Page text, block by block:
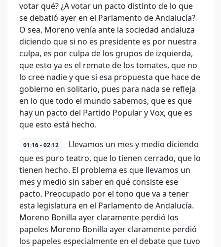
votar qué? ¿A votar un pacto distinto de lo que
se debatió ayer en el Parlamento de Andalucía?
O sea, Moreno venía ante la sociedad andaluza
diciendo que si no es presidente es por nuestra
culpa, es por culpa de los grupos de izquierda,
que esto ya es el remate de los tomates, que no
lo cree nadie y que si esa propuesta que hace de
gobierno en solitario, pues para nada se refleja
en lo que todo el mundo sabemos, que es que
hay un pacto del Partido Popular y Vox, que es
que esto está hecho.
01:16 - 02:12
Llevamos un mes y medio diciendo
que es puro teatro, que lo tienen cerrado, que lo
tienen hecho. El problema es que llevamos un
mes y medio sin saber en qué consiste ese
pacto. Preocupado por el tono que va a tener
esta legislatura en el Parlamento de Andalucía.
Moreno Bonilla ayer claramente perdió los
papeles Moreno Bonilla ayer claramente perdió
los papeles especialmente en el debate que tuvo